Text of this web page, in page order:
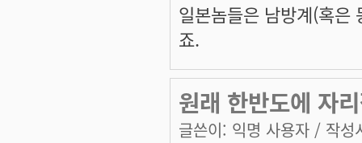
일본놈들은 남방계(혹은
죠.
원래 한반도에 자
글쓴이: 익명 사용자 / 작성